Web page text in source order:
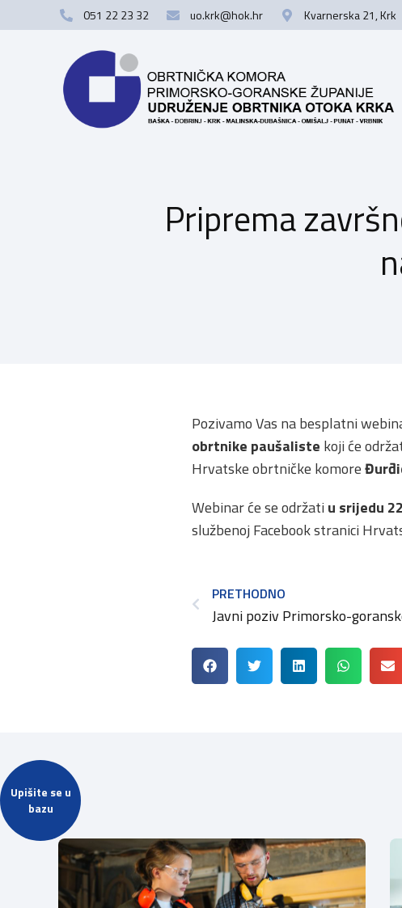
Upišite se u
bazu
051 22 23 32 uo.krk@hok.hr Kvarnerska 21, Krk
Priprema
Pozivamo Vas na besplatni
obrtnike paušaliste koji će
Hrvatske obrtničke komore
Webinar će se održati u srijedu
službenoj Facebook stranici
PRETHODNO